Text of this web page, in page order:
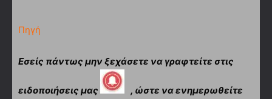
Πηγή
Εσείς πάντως μην ξεχάσετε να γραφτείτε στις
ειδοποιήσεις μας
, ώστε να ενημερωθείτε